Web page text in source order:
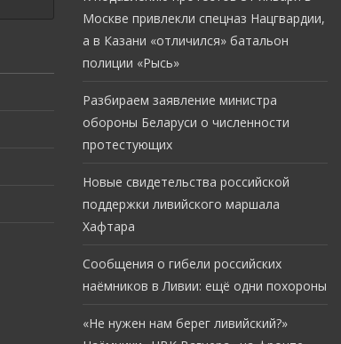
Москве привлекли спецназ Нацгвардии,
а в Казани «отличился» батальон
полиции «Рысь»
Разбираем заявление министра
обороны Беларуси о численности
протестующих
Новые свидетельства российской
поддержки ливийского маршала
Хафтара
Сообщения о гибели российских
наёмников в Ливии: ещё одни похороны
«Не нужен нам берег ливийский?»